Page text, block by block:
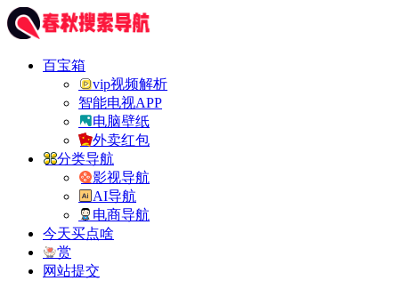
百宝箱
vip视频解析
智能电视APP
电脑壁纸
外卖红包
分类导航
影视导航
AI导航
电商导航
今天买点啥
赏
网站提交